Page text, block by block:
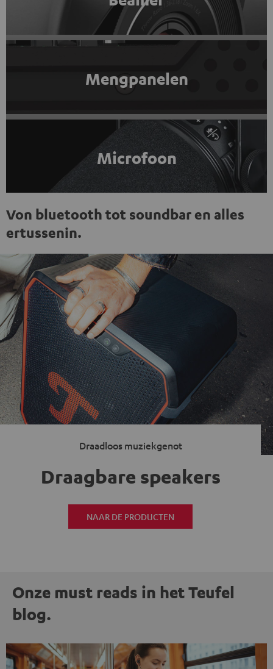
Mengpanelen
Microfoon
Von bluetooth tot soundbar en alles
ertussenin.
Draadloos muziekgenot
Draagbare speakers
NAAR DE PRODUCTEN
Onze must reads in het Teufel
blog.